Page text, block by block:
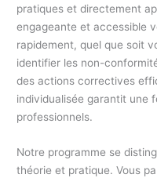
pratiques et directement
engageante et accessible
rapidement, quel que soit
identifier les non-
des actions correctives
individualisée garantit une
professionnels.
Notre programme se
théorie et pratique. Vous